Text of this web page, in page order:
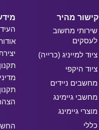
קישור מהיר
שירותי מחשוב
לעסקים
ציוד למייניג (כרייה)
ציוד היקפי
מחשבים ניידים
מחשבי גיימינג
מוצרי גיימינג
כללי